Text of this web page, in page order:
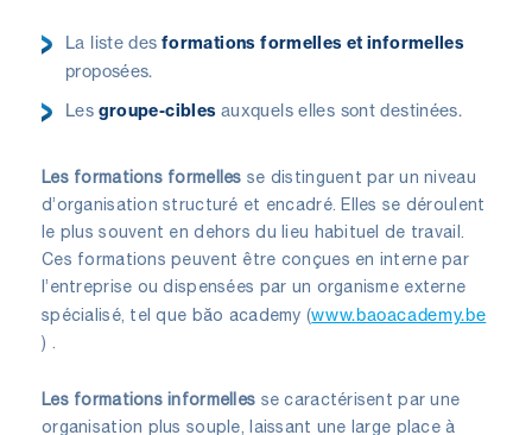
La liste des formations formelles et informelles
proposées.
Les groupe-cibles auxquels elles sont destinées.
Les formations formelles se distinguent par un niveau
d’organisation structuré et encadré. Elles se déroulent
le plus souvent en dehors du lieu habituel de travail.
Ces formations peuvent être conçues en interne par
l’entreprise ou dispensées par un organisme externe
spécialisé, tel que băo academy (www.baoacademy.be
) .
Les formations informelles se caractérisent par une
organisation plus souple, laissant une large place à